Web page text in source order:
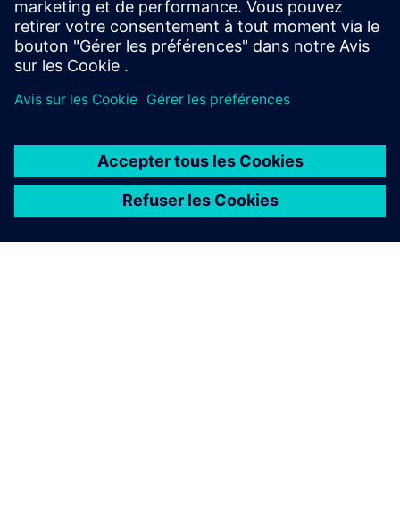
Contact us